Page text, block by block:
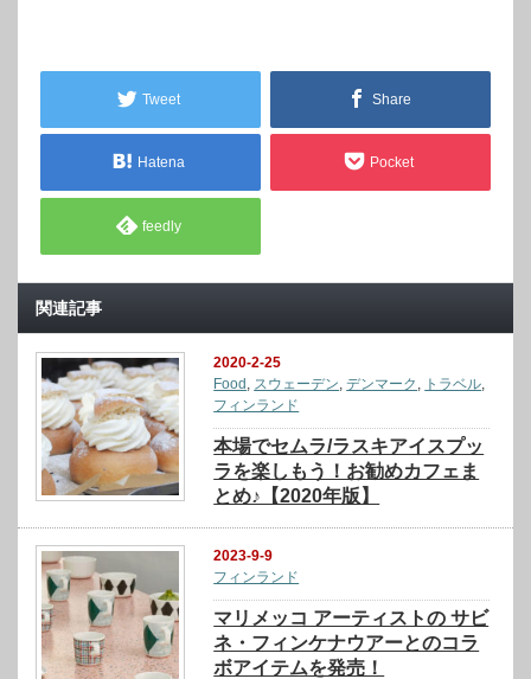
Tweet Share
Hatena Pocket
feedly
関連記事
2020-2-25
Food , スウェーデン,デンマーク , トラベル,
フィンランド
本場でセムラ/ラスキアイスプッ
ラを楽しもう！お勧めカフェま
とめ♪【2020年版】
2023-9-9
フィンランド
マリメッコ アーティストの サビ
ネ・フィンケナウアーとのコラ
ボアイテムを発売！